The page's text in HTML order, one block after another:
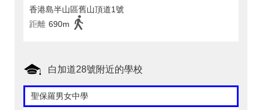
香港島半山區舊山頂道1號
距離 690m
白加道28號附近的學校
聖保羅男女中學